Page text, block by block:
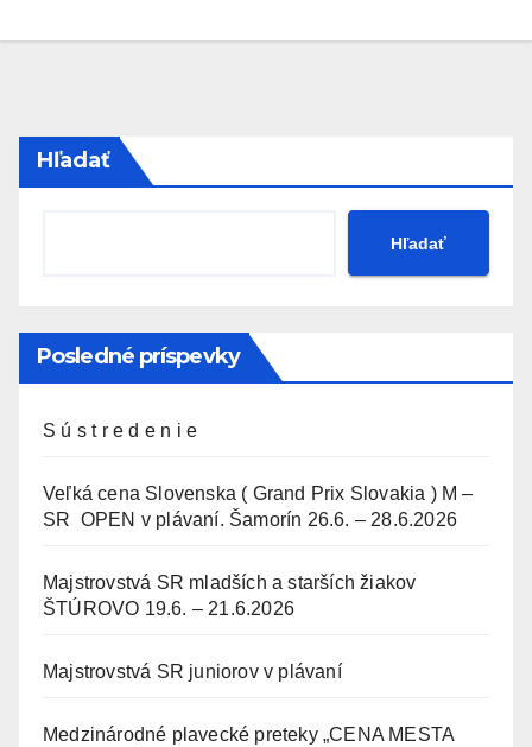
Hľadať
Hľadať
Posledné príspevky
S ú s t r e d e n i e
Veľká cena Slovenska ( Grand Prix Slovakia ) M –
SR OPEN v plávaní. Šamorín 26.6. – 28.6.2026
Majstrovstvá SR mladších a starších žiakov
ŠTÚROVO 19.6. – 21.6.2026
Majstrovstvá SR juniorov v plávaní
Medzinárodné plavecké preteky „CENA MESTA